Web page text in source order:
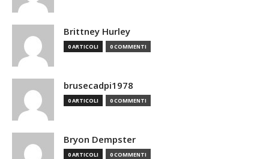
Brittney Hurley
0 ARTICOLI 0 COMMENTI
brusecadpi1978
0 ARTICOLI 0 COMMENTI
Bryon Dempster
0 ARTICOLI 0 COMMENTI